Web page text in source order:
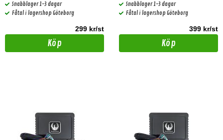
Snabblager 1-3 dagar
Fåtal i lagershop Göteborg
299 kr/st
Köp
Snabblager 1-3 dagar
Fåtal i lagershop Göteborg
399 kr/st
Köp